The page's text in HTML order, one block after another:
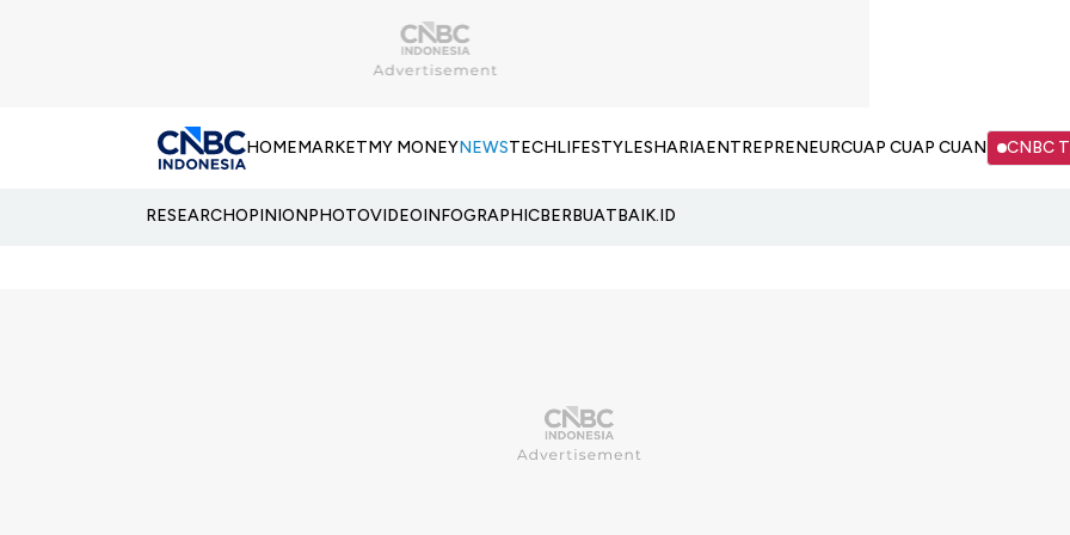
HOMEMARKETMY MONEYNEWSTECHLIFESTYLESHARIAENTREPRENEURCUAP CUAP CUAN CNBC
RESEARCHOPINIONPHOTOVIDEOINFOGRAPHICBERBUATBAIK.ID